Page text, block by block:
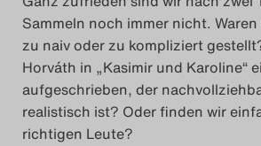
Sammeln noch immer nicht.
zu naiv oder zu kompliziert
Horváth in „Kasimir und Karoline“
aufgeschrieben, der
realistisch ist? Oder finden wir
richtigen Leute?